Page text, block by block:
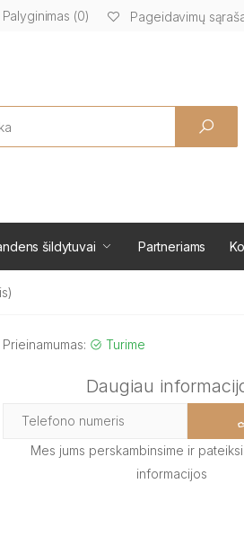
Palyginimas (0) Pageidavimų
šildytuvai Partneriams
Prieinamumas: Turime
Daugiau
Mes jums perskambinsime ir
informacijos